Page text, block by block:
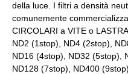
della luce. I filtri a densità
comunemente
CIRCOLARI a VITE o
ND2 (1stop), ND4 (2stop),
ND16 (4stop), ND32 (5stop),
ND128 (7stop), ND400